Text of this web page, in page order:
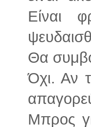
Είναι
Θα
Όχι. Αν
Μπρος